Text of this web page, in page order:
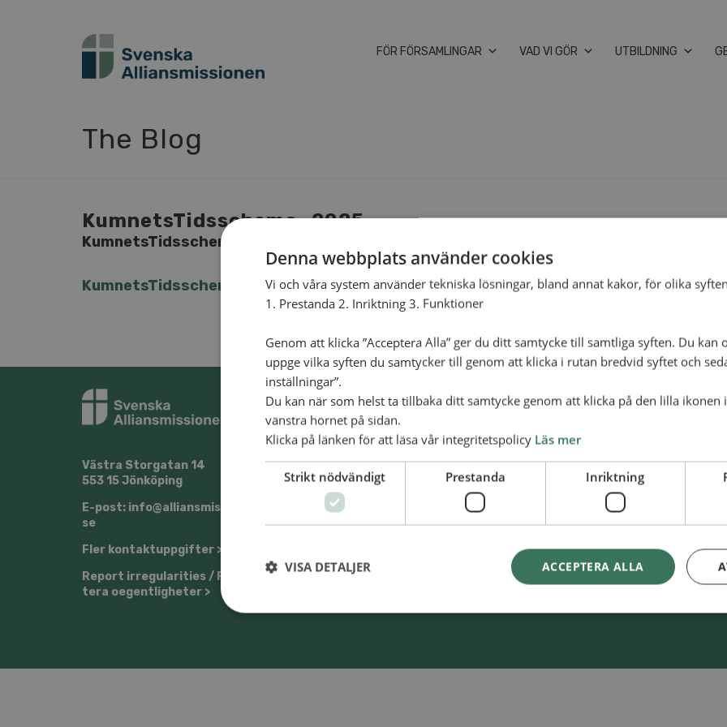
FÖR FÖR­SAM­LING­AR VAD VI GÖR UT­BILD­NING
The Blog
Kum­nets­Tids­sche­ma_2025
Kum­nets­Tids­sche­ma_2025
Kum­nets­Tids­sche­ma_2025
Väst­ra Stor­ga­tan 14
553 15 Jön­kö­ping
E-post: info@​all​ians​miss​ione​n.​
se
Fler kon­takt­upp­gif­ter >
Re­port ir­re­gu­la­ri­ti­es / Rap­por­
te­ra oe­gent­lig­he­ter >
@SvenskaAl­li­ans­mis­sio­nen Swish900 85 90
900-8590
Denna webbplats använder cookies
Vi och våra system använder tekniska lösningar, bland annat kakor, för olika
1. Prestanda 2. Inriktning 3. Funktioner
Genom att klicka ”Acceptera Alla” ger du ditt samtycke till samtliga syften. Du kan
uppge vilka syften du samtycker till genom att klicka i rutan bredvid syftet och
inställningar”.
Du kan när som helst ta tillbaka ditt samtycke genom att klicka på den lilla ikonen
vänstra hörnet på sidan.
Klicka på länken för att läsa vår integritetspolicy Läs mer
Strikt nödvändigt Prestanda Inriktning
ACCEPTERA ALLA
VISA DETALJER